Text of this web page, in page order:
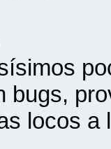
bugs,
locos a